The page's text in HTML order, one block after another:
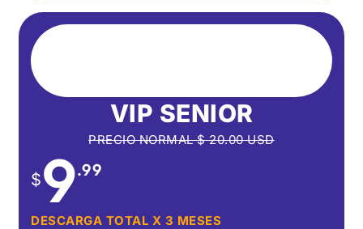
VIP SENIOR
PRECIO NORMAL$20.00USD
$9.99
DESCARGA TOTAL X 3 MESES